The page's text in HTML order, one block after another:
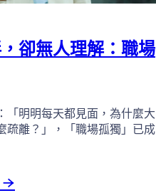
卻無人理解：職場
「明明每天都見面，為什麼大
疏離？」，「職場孤獨」已成
→